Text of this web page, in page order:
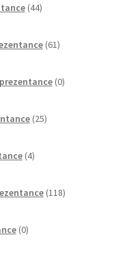
44izdelkov
61izdelkov
0izdelkov
25izdelkov
4izdelki
118izdelkov
0izdelkov